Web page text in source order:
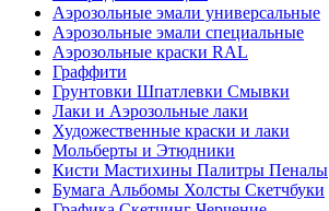
Аэрозольные эмали универсальные
Аэрозольные эмали специальные
Аэрозольные краски RAL
Граффити
Грунтовки Шпатлевки Смывки
Лаки и Аэрозольные лаки
Художественные краски и лаки
Мольберты и Этюдники
Кисти Мастихины Палитры Пеналы
Бумага Альбомы Холсты Скетчбуки